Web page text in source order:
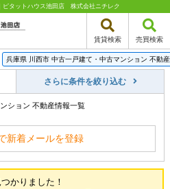
ピタットハウス池田店 株式会社ニチレク
賃貸検索 売買検索
兵庫県 川西市 中古一戸建て・中古マンション 不動
さらに条件を絞り込む
ション 不動産情報一覧
新着メールを登録
かりました！